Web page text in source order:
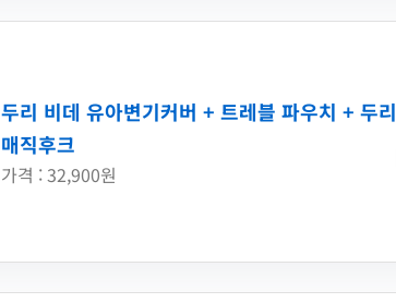
두리 비데 유아변기커버 + 트레블 파우치 + 두리
매직후크
가격 : 32,900원